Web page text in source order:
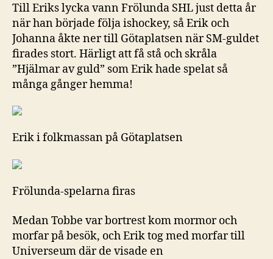
Till Eriks lycka vann Frölunda SHL just detta år
när han började följa ishockey, så Erik och
Johanna åkte ner till Götaplatsen när SM-guldet
firades stort. Härligt att få stå och skråla
”Hjälmar av guld” som Erik hade spelat så
många gånger hemma!
Erik i folkmassan på Götaplatsen
Frölunda-spelarna firas
Medan Tobbe var bortrest kom mormor och
morfar på besök, och Erik tog med morfar till
Universeum där de visade en